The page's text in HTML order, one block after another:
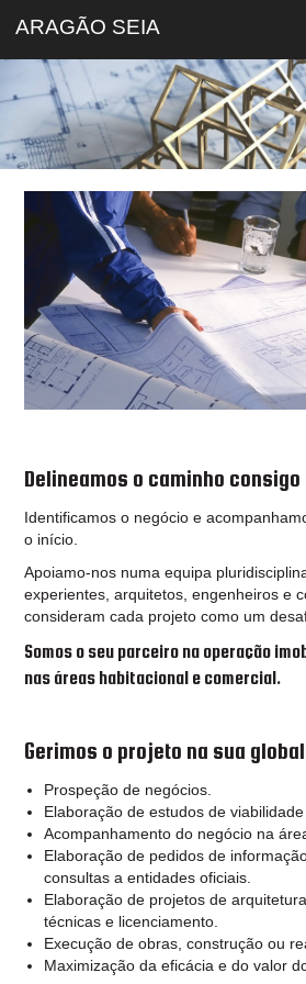
ARAGÃO SEIA
Delineamos o caminho consigo
Identificamos o negócio e
o início.
Apoiamo-nos numa equipa
experientes, arquitetos, engenheiros e
consideram cada projeto como um
Somos o seu parceiro na operação
nas áreas habitacional e comercial.
Gerimos o projeto na sua
Prospeção de negócios.
Elaboração de estudos de
Acompanhamento do negócio na
Elaboração de pedidos de
consultas a entidades oficiais.
Elaboração de projetos de
técnicas e licenciamento.
Execução de obras, construção ou
Maximização da eficácia e do valor